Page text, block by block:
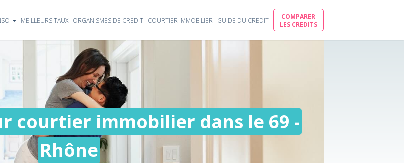
MEILLEURS TAUX ORGANISMES DE CREDIT COURTIER IMMOBILIER GUIDE DU CREDIT
COMPARER
LES CREDITS
courtier immobilier dans le 69 -
Rhône